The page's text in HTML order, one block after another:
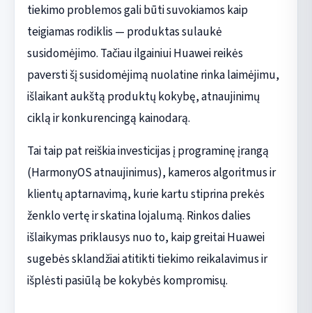
tiekimo problemos gali būti suvokiamos kaip
teigiamas rodiklis — produktas sulaukė
susidomėjimo. Tačiau ilgainiui Huawei reikės
paversti šį susidomėjimą nuolatine rinka laimėjimu,
išlaikant aukštą produktų kokybę, atnaujinimų
ciklą ir konkurencingą kainodarą.
Tai taip pat reiškia investicijas į programinę įrangą
(HarmonyOS atnaujinimus), kameros algoritmus ir
klientų aptarnavimą, kurie kartu stiprina prekės
ženklo vertę ir skatina lojalumą. Rinkos dalies
išlaikymas priklausys nuo to, kaip greitai Huawei
sugebės sklandžiai atitikti tiekimo reikalavimus ir
išplėsti pasiūlą be kokybės kompromisų.